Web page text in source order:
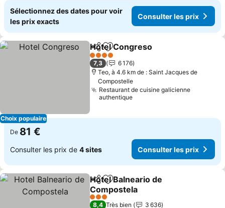
Sélectionnez des dates pour voir
les prix exacts
Consulter les prix
Choix populaire
PartagerAjouter à mes favoris
Hotel Congreso
4 Étoiles
7,3
6 176
Teo, à 4.6 km de : Saint Jacques de
Compostelle
Restaurant de cuisine galicienne
authentique
De 81 €
Consulter les prix de 4 sites Consulter les prix
PartagerAjouter à mes favoris
Hotel Balneario de
Compostela
Consulter les prix
3 Étoiles
8,4 Très bien 3 636